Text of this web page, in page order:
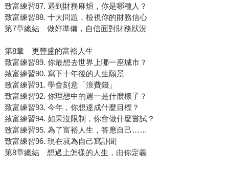
致富練習87. 遇到財務麻煩，你是哪種人？
致富練習88. 十大問題，檢視你的財務信心
第7章總結 做好準備，自信面對財務狀況
第8章 更豐盛的富裕人生
致富練習89. 你最想去世界上哪一座城市？
致富練習90. 寫下十年後的人生願景
致富練習91. 學會刻意「浪費錢」
致富練習92. 你理想中的週一是什麼樣子？
致富練習93. 今年，你想達成什麼目標？
致富練習94. 如果沒限制，你會做什麼嘗試？
致富練習95. 為了富裕人生，答應自己……
致富練習96. 現在就為自己寫訃聞
第8章總結 想過上怎樣的人生，由你定義